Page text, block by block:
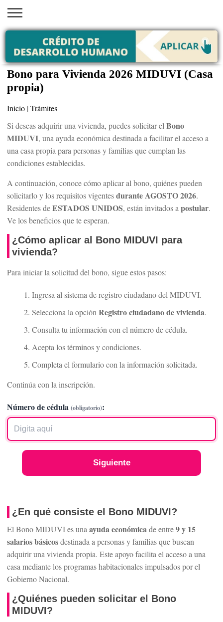
AYUDAS
ECONÓMICAS
VACANTES
EN EEUU
TU
VISA
EMPLEOS
TRÁMITES
PRÉSTAMOS
CURSOS
HOGAR
BELLEZA
Bono para Vivienda 2026 MIDUVI (Casa
propia)
Inicio | Trámites
Si deseas adquirir una vivienda, puedes solicitar el Bono
MIDUVI, una ayuda económica destinada a facilitar el acceso a
una casa propia para personas y familias que cumplan las
condiciones establecidas.
A continuación, conoce cómo aplicar al bono, quiénes pueden
solicitarlo y los requisitos vigentesdurante AGOSTO 2026.
Residentes deESTADOS UNIDOS, están invitados a postular.
Ve los beneficios que te esperan.
¿Cómo aplicar al Bono MIDUVI para
vivienda?
Para iniciar la solicitud del bono, sigue estos pasos:
Ingresa al sistema de registro ciudadano del MIDUVI.
Selecciona la opción Registro ciudadano de vivienda.
Consulta tu información con el número de cédula.
Acepta los términos y condiciones.
Completa el formulario con la información solicitada.
Continúa con la inscripción.
Número de cédula (obligatorio):
Siguiente
¿En qué consiste el Bono MIDUVI?
El Bono MIDUVI es una ayuda económicade entre9 y 15
salarios básicosdestinada a personas y familias que buscan
adquirir una vivienda propia. Este apoyo facilita el acceso a una
casa mediante los programas habitacionales impulsados por el
Gobierno Nacional.
¿Quiénes pueden solicitar el Bono
MIDUVI?